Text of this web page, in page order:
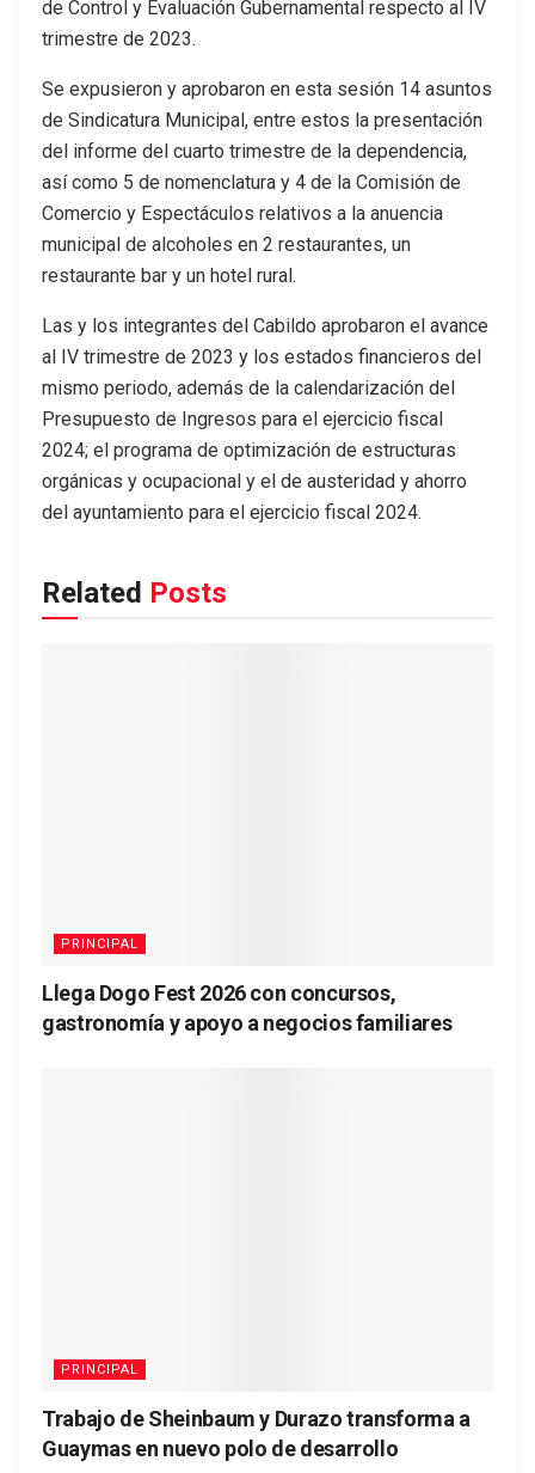
de Control y Evaluación Gubernamental respecto al IV
trimestre de 2023.
Se expusieron y aprobaron en esta sesión 14 asuntos
de Sindicatura Municipal, entre estos la presentación
del informe del cuarto trimestre de la dependencia,
así como 5 de nomenclatura y 4 de la Comisión de
Comercio y Espectáculos relativos a la anuencia
municipal de alcoholes en 2 restaurantes, un
restaurante bar y un hotel rural.
Las y los integrantes del Cabildo aprobaron el avance
al IV trimestre de 2023 y los estados financieros del
mismo periodo, además de la calendarización del
Presupuesto de Ingresos para el ejercicio fiscal
2024; el programa de optimización de estructuras
orgánicas y ocupacional y el de austeridad y ahorro
del ayuntamiento para el ejercicio fiscal 2024.
Related Posts
PRINCIPAL
Llega Dogo Fest 2026 con concursos,
gastronomía y apoyo a negocios familiares
PRINCIPAL
Trabajo de Sheinbaum y Durazo transforma a
Guaymas en nuevo polo de desarrollo